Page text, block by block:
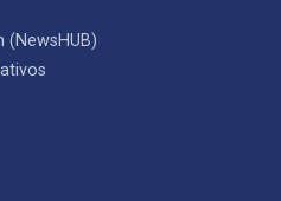
(NewsHUB)